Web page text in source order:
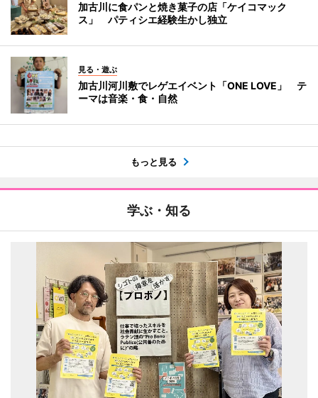
加古川に食パンと焼き菓子の店「ケイコマック
ス」 パティシエ経験生かし独立
見る・遊ぶ
加古川河川敷でレゲエイベント「ONE LOVE」 テ
ーマは音楽・食・自然
もっと見る
学ぶ・知る